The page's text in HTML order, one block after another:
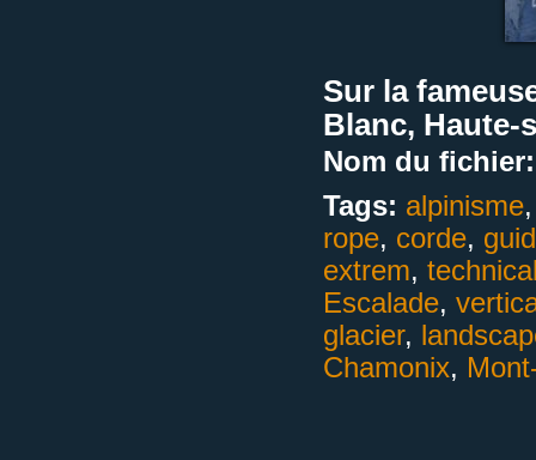
Sur la
Blanc, Haute-
Nom du fichier:
Tags: alpinisme
rope, corde,
extrem,
Escalade,
glacier,
Chamonix,